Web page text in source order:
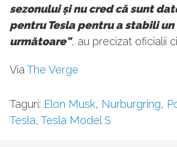
sezonului și nu cred că sunt
pentru Tesla pentru a stabili
următoare", au precizat oficialii
ViaThe Verge
Taguri: Elon Musk, Nurburgring,
Tesla, Tesla Model S